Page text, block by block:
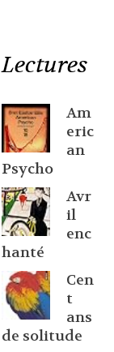
Lectures
Am
eric
an
Psycho
Avr
il
enc
hanté
Cen
t
ans
de solitude